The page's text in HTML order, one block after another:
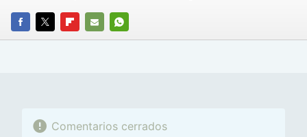
FACEBOOK
TWITTERFLIPBOARD
E-
WHATSAPP
Comentarios cerrados